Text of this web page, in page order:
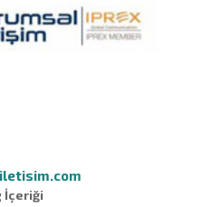
İçeriği